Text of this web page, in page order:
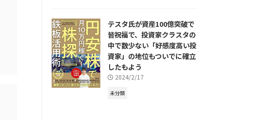
テスタ氏が資産100億突破で
皆祝福で、投資家クラスタの
中で数少ない「好感度高い投
資家」の地位もついでに確立
したもよう
2024/2/17
未分類